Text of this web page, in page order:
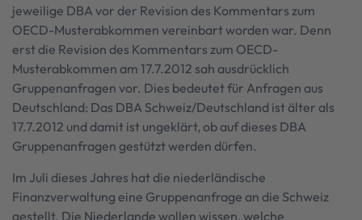
jeweilige DBA vor der Revision des Kommentars zum
OECD-Musterabkommen vereinbart worden war. Denn
erst die Revision des Kommentars zum OECD-
Musterabkommen am 17.7.2012 sah ausdrücklich
Gruppenanfragen vor. Dies bedeutet für Anfragen aus
Deutschland: Das DBA Schweiz/Deutschland ist älter als
17.7.2012 und damit ist ungeklärt, ob auf dieses DBA
Gruppenanfragen gestützt werden dürfen.
Im Juli dieses Jahres hat die niederländische
Finanzverwaltung eine Gruppenanfrage an die Schweiz
gestellt. Die Niederlande wollen wissen, welche